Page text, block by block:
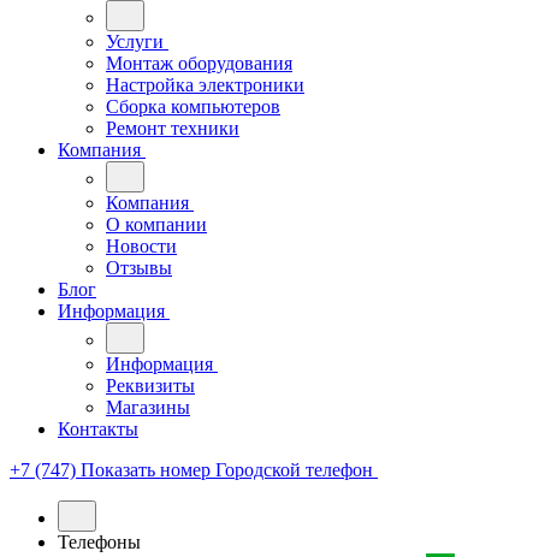
Услуги
Монтаж оборудования
Настройка электроники
Сборка компьютеров
Ремонт техники
Компания
Компания
О компании
Новости
Отзывы
Блог
Информация
Информация
Реквизиты
Магазины
Контакты
+7 (747) Показать номер Городской телефон
Телефоны